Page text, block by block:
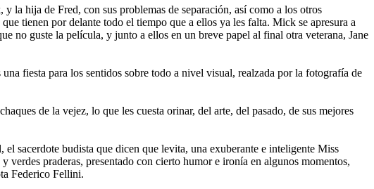
la hija de Fred, con sus problemas de separación, así como a los otros
tienen por delante todo el tiempo que a ellos ya les falta. Mick se apresura a
no guste la película, y junto a ellos en un breve papel al final otra veterana, Jane
una fiesta para los sentidos sobre todo a nivel visual, realzada por la fotografía de
de la vejez, lo que les cuesta orinar, del arte, del pasado, de sus mejores
sacerdote budista que dicen que levita, una exuberante e inteligente Miss
praderas, presentado con cierto humor e ironía en algunos momentos,
Federico Fellini.